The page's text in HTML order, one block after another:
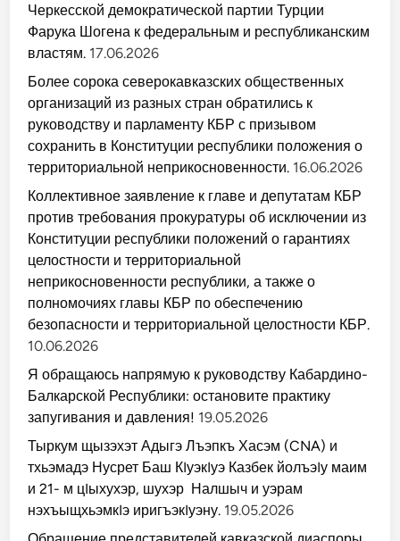
Черкесской демократической партии Турции
Фарука Шогена к федеральным и республиканским
властям. 17.06.2026
Более сорока северокавказских общественных
организаций из разных стран обратились к
руководству и парламенту КБР с призывом
сохранить в Конституции республики положения о
территориальной неприкосновенности. 16.06.2026
Коллективное заявление к главе и депутатам КБР
против требования прокуратуры об исключении из
Конституции республики положений о гарантиях
целостности и территориальной
неприкосновенности республики, а также о
полномочиях главы КБР по обеспечению
безопасности и территориальной целостности КБР.
10.06.2026
Я обращаюсь напрямую к руководству Кабардино-
Балкарской Республики: остановите практику
запугивания и давления! 19.05.2026
Тыркум щызэхэт Адыгэ Лъэпкъ Хасэм (CNA) и
тхьэмадэ Нусрет Баш КIуэкIуэ Казбек йолъэIу маим
и 21- м цIыхухэр, шухэр Налшыч и уэрам
нэхъыщхьэмкIэ иригъэкIуэну. 19.05.2026